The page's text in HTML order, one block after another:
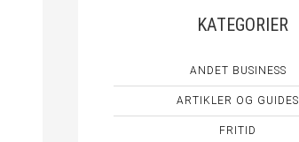
KATEGORIER
ANDET BUSINESS
ARTIKLER OG GUIDES
FRITID